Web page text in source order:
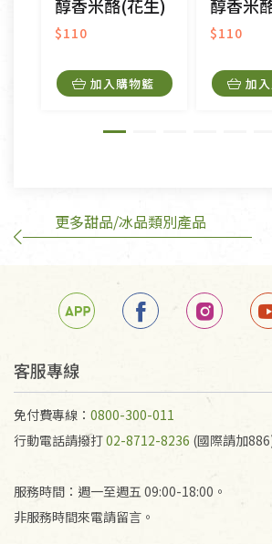
衣飾鞋類-如T恤，如於送達後水洗或
美容保養用品、內衣褲、襪子、口
內衣褲、襪子、口罩個人衛生用品
外,依據《通訊交易解除權合理例外
訂購手抄稿退貨需知：
若未保持原包裝方式或未使用原箱退
任何折損、磨損、污損或凹角，將不
不接受退貨之手抄稿，為敬重法寶故
代為結緣處理等。 若需將手抄稿寄
產生的運費100元/箱將由消費者負擔。
醇香米酪(花生)
$110
加入購物籃
醇香米酪(
$110
加
更多甜品/冰品類別產品
客服專線
免付費專線： 0800-300-011
行動電話請撥打02-8712-8236 (國際請加
服務時間：週一至週五 09:00-18:00。
非服務時間來電請留言。